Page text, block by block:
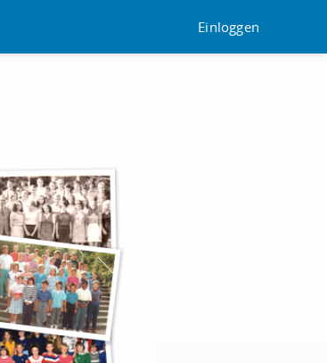
Einloggen